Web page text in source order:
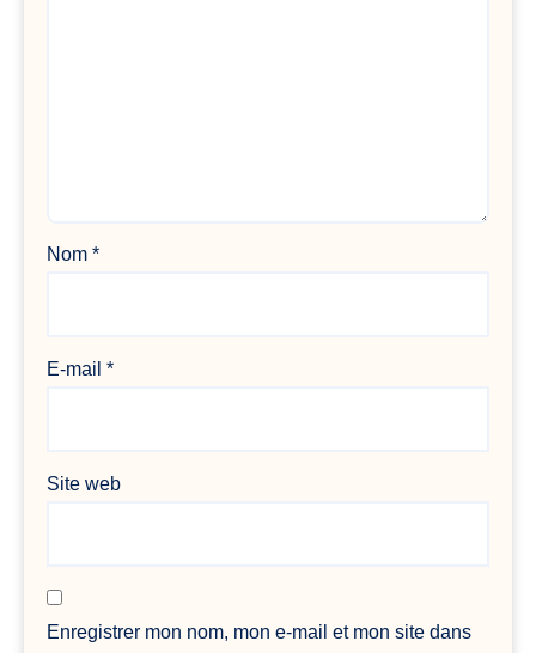
Nom*
E-mail*
Site web
Enregistrer mon nom, mon e-mail et mon site dans